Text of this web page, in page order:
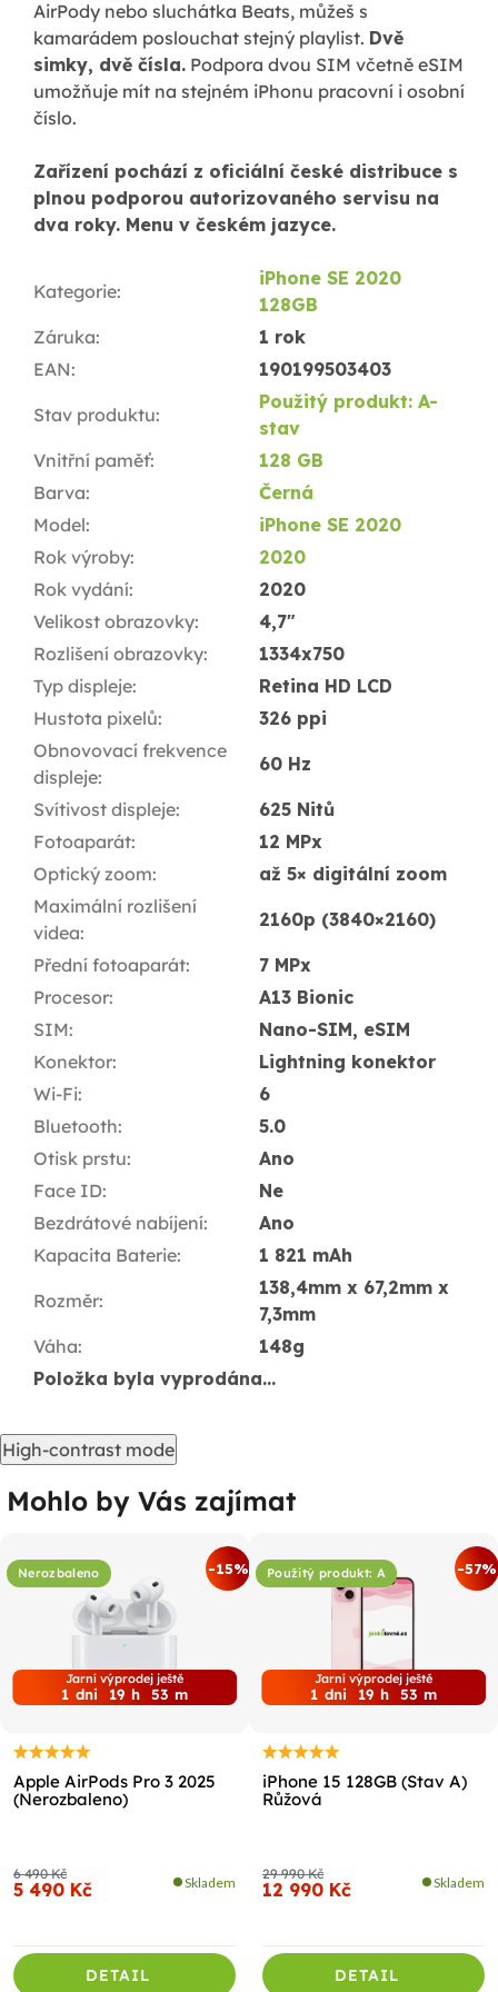
AirPody nebo sluchátka Beats, můžeš s
kamarádem poslouchat stejný playlist. Dvě
simky, dvě čísla. Podpora dvou SIM včetně eSIM
umožňuje mít na stejném iPhonu pracovní i osobní
číslo.
Zařízení pochází z oficiální české distribuce s
plnou podporou autorizovaného servisu na
dva roky. Menu v českém jazyce.
Kategorie:
iPhone SE 2020
128GB
Záruka:
1 rok
EAN: 190199503403
Stav produktu:
Použitý produkt: A-
stav
Vnitřní paměť:
128 GB
Barva:
Černá
Model:
iPhone SE 2020
Rok výroby:
2020
Rok vydání:
2020
Velikost obrazovky:
4,7"
Rozlišení obrazovky:
1334x750
Typ displeje:
Retina HD LCD
Hustota pixelů:
326 ppi
Obnovovací frekvence
displeje:
60 Hz
Svítivost displeje:
625 Nitů
Fotoaparát:
12 MPx
Optický zoom:
až 5× digitální zoom
Maximální rozlišení
videa:
2160p (3840×2160)
Přední fotoaparát:
7 MPx
Procesor:
A13 Bionic
SIM:
Nano-SIM, eSIM
Konektor:
Lightning konektor
Wi-Fi:
6
Bluetooth:
5.0
Otisk prstu:
Ano
Face ID:
Ne
Bezdrátové nabíjení:
Ano
Kapacita Baterie: 1 821 mAh
Rozměr:
138,4mm x 67,2mm x
7,3mm
Váha:
148g
Položka byla vyprodána…
High-contrast mode
Mohlo by Vás zajímat
Nerozbaleno -15%
Jarní výprodej ještě
1 dni 19 h 53 m
Apple AirPods Pro 3 2025
(Nerozbaleno)
6 490 Kč
5 490 Kč Skladem
DETAIL
Použitý produkt: A -57%
Jarní výprodej ještě
1 dni 19 h 53 m
iPhone 15 128GB (Stav A)
Růžová
29 990 Kč
12 990 Kč Skladem
DETAIL